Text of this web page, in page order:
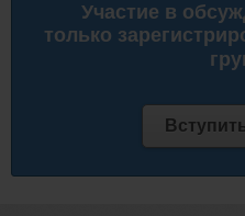
Участие в
только